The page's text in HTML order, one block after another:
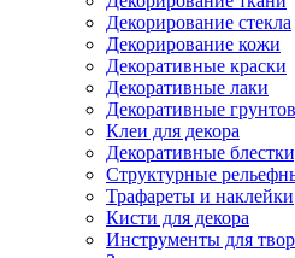
Декорирование стекла
Декорирование кожи
Декоративные краски
Декоративные лаки
Декоративные
Клеи для декора
Декоративные
Структурные
Трафареты и наклейки
Кисти для декора
Инструменты для